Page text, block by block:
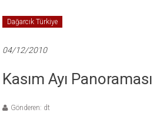
Dağarcık Türkiye
04/12/2010
Kasım Ayı Panoraması
Gönderen: dt